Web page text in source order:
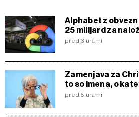
Alphabet z
25 milijard za
pred 3 urami
Zamenjava za
to so imena, o
pred 5 urami